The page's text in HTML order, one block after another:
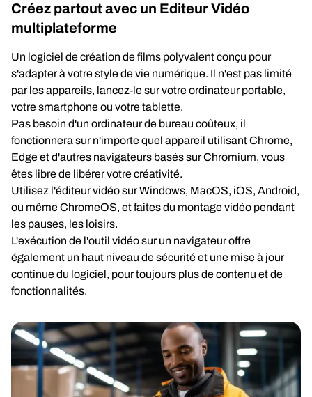
Créez partout avec un Editeur Vidéo
multiplateforme
Un logiciel de création de films polyvalent conçu pour
s'adapter à votre style de vie numérique. Il n'est pas limité
par les appareils, lancez-le sur votre ordinateur portable,
votre smartphone ou votre tablette.
Pas besoin d'un ordinateur de bureau coûteux, il
fonctionnera sur n'importe quel appareil utilisant Chrome,
Edge et d'autres navigateurs basés sur Chromium, vous
êtes libre de libérer votre créativité.
Utilisez l'éditeur vidéo sur Windows, MacOS, iOS, Android,
ou même ChromeOS, et faites du montage vidéo pendant
les pauses, les loisirs.
L'exécution de l'outil vidéo sur un navigateur offre
également un haut niveau de sécurité et une mise à jour
continue du logiciel, pour toujours plus de contenu et de
fonctionnalités.